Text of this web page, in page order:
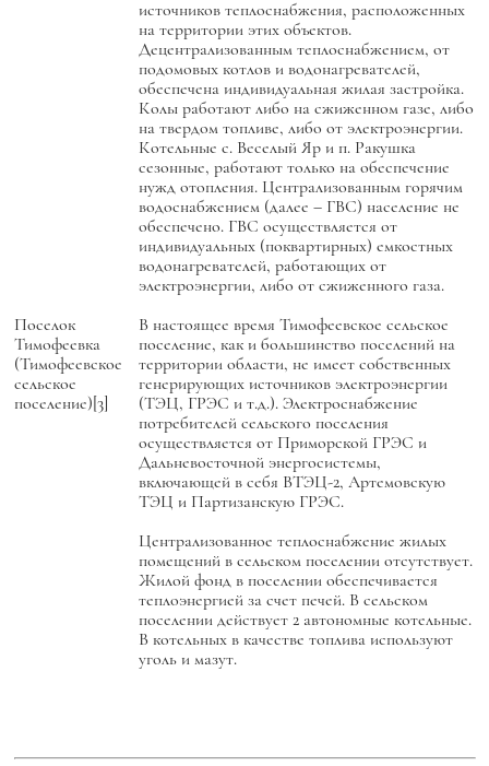
источников теплоснабжения, расположенных
на территории этих объектов.
Децентрализованным теплоснабжением, от
подомовых котлов и водонагревателей,
обеспечена индивидуальная жилая застройка.
Колы работают либо на сжиженном газе, либо
на твердом топливе, либо от электроэнергии.
Котельные с. Веселый Яр и п. Ракушка
сезонные, работают только на обеспечение
нужд отопления. Централизованным горячим
водоснабжением (далее – ГВС) население не
обеспечено. ГВС осуществляется от
индивидуальных (поквартирных) емкостных
водонагревателей, работающих от
электроэнергии, либо от сжиженного газа.
Поселок
Тимофеевка
(Тимофеевское
сельское
поселение)[3]
В настоящее время Тимофеевское сельское
поселение, как и большинство поселений на
территории области, не имеет собственных
генерирующих источников электроэнергии
(ТЭЦ, ГРЭС и т.д.). Электроснабжение
потребителей сельского поселения
осуществляется от Приморской ГРЭС и
Дальневосточной энергосистемы,
включающей в себя ВТЭЦ-2, Артемовскую
ТЭЦ и Партизанскую ГРЭС.
Централизованное теплоснабжение жилых
помещений в сельском поселении отсутствует.
Жилой фонд в поселении обеспечивается
теплоэнергией за счет печей. В сельском
поселении действует 2 автономные котельные.
В котельных в качестве топлива используют
уголь и мазут.